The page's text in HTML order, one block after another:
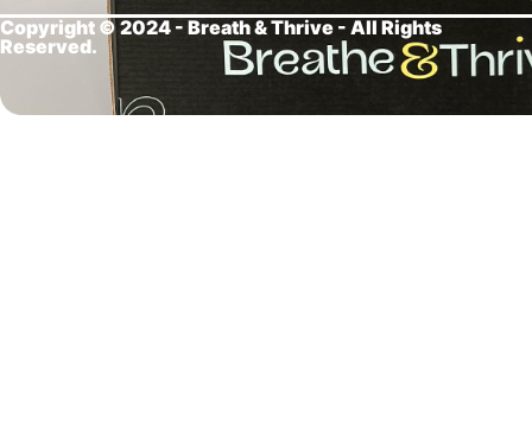
Copyright © 2024 - Breath &Thrive - All Rights
Reserved.